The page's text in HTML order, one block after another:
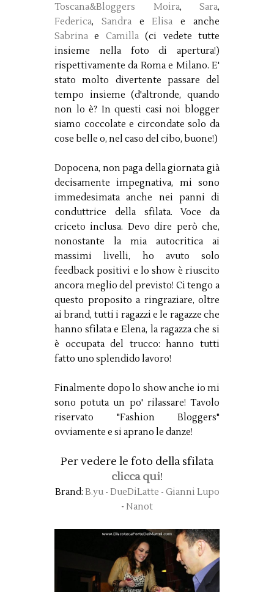
Toscana&Bloggers
Moira, Sara,
Federica, SandraeElisa e anche
Sabrina e Camilla(ci vedete tutte
insieme nella foto di apertura!)
rispettivamente da Roma e Milano. E'
stato molto divertente passare del
tempo insieme (d'altronde, quando
non lo è? In questi casi noi blogger
siamo coccolate e circondate solo da
cose belle o, nel caso del cibo, buone!)
Dopocena, non paga della giornata già
decisamente impegnativa, mi sono
immedesimata anche nei panni di
conduttrice della sfilata. Voce da
criceto inclusa. Devo dire però che,
nonostante la mia autocritica ai
massimi livelli, ho avuto solo
feedback positivi e lo show è riuscito
ancora meglio del previsto! Ci tengo a
questo proposito a ringraziare, oltre
ai brand, tutti i ragazzi e le ragazze che
hanno sfilata e Elena, la ragazza che si
è occupata del trucco: hanno tutti
fatto uno splendido lavoro!
Finalmente dopo lo show anche io mi
sono potuta un po' rilassare! Tavolo
riservato "Fashion Bloggers"
ovviamente e si aprano le danze!
Per vedere le foto della sfilata
clicca qui!
Brand: B.yu- DueDiLatte - Gianni Lupo
- Nanot